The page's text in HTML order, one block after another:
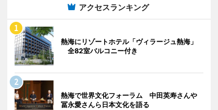
アクセスランキング
熱海にリゾートホテル「ヴィラージュ熱海」
全82室バルコニー付き
熱海で世界文化フォーラム 中田英寿さんや
冨永愛さんら日本文化を語る